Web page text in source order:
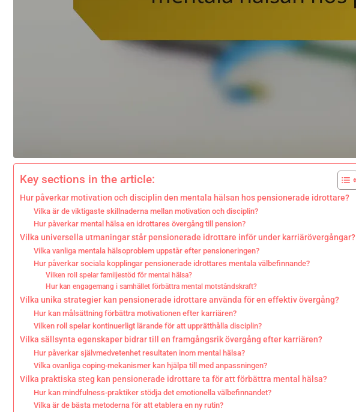
Key sections in the article:
Hur påverkar motivation och disciplin den mentala hälsan hos pensionerade idrottare?
Vilka är de viktigaste skillnaderna mellan motivation och disciplin?
Hur påverkar mental hälsa en idrottares övergång till pension?
Vilka universella utmaningar står pensionerade idrottare inför under karriärövergångar?
Vilka vanliga mentala hälsoproblem uppstår efter pensioneringen?
Hur påverkar sociala kopplingar pensionerade idrottares mentala välbefinnande?
Vilken roll spelar familjestöd för mental hälsa?
Hur kan engagemang i samhället förbättra mental motståndskraft?
Vilka unika strategier kan pensionerade idrottare använda för en effektiv övergång?
Hur kan målsättning förbättra motivationen efter karriären?
Vilken roll spelar kontinuerligt lärande för att upprätthålla disciplin?
Vilka sällsynta egenskaper bidrar till en framgångsrik övergång efter karriären?
Hur påverkar självmedvetenhet resultaten inom mental hälsa?
Vilka ovanliga coping-mekanismer kan hjälpa till med anpassningen?
Vilka praktiska steg kan pensionerade idrottare ta för att förbättra mental hälsa?
Hur kan mindfulness-praktiker stödja det emotionella välbefinnandet?
Vilka är de bästa metoderna för att etablera en ny rutin?